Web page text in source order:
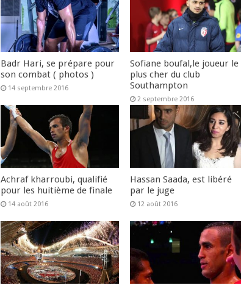
Badr Hari, se prépare pour
son combat ( photos )
14 septembre 2016
Sofiane boufal,le joueur le
plus cher du club
Southampton
2 septembre 2016
Achraf kharroubi, qualifié
pour les huitième de finale
14 août 2016
Hassan Saada, est libéré
par le juge
12 août 2016